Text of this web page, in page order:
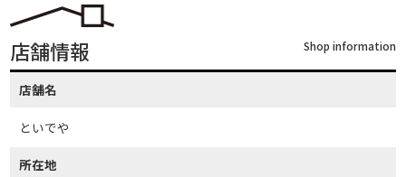
店舗情報 Shop information
店舗名
といでや
所在地